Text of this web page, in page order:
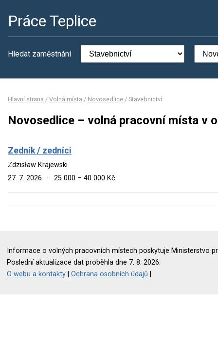
Práce Teplice
Hledat zaměstnání
Hlavní strana / Volná místa / Novosedlice / Stavebnictví
Novosedlice – volná pracovní místa v
Zedník / zedníci
Zdzisław Krajewski
27. 7. 2026
· 25 000 – 40 000 Kč
Informace o volných pracovních místech poskytuje Ministerstvo
Poslední aktualizace dat proběhla dne 7. 8. 2026.
O webu a kontakty |Ochrana osobních údajů